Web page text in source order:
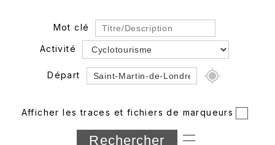
Mot clé
Activité
Départ
Département
Afficher les traces et fichiers de marqueurs